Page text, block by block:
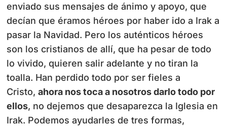
enviado sus mensajes de ánimo y apoyo, que
decían que éramos héroes por haber ido a Irak a
pasar la Navidad. Pero los auténticos héroes
son los cristianos de allí, que ha pesar de todo
lo vivido, quieren salir adelante y no tiran la
toalla. Han perdido todo por ser fieles a
Cristo,ahora nos toca a nosotros darlo todo por
ellos, no dejemos que desaparezca la Iglesia en
Irak. Podemos ayudarles de tres formas,